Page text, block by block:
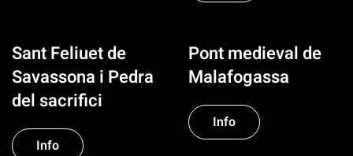
Sant Feliuet de
Savassona i Pedra
del sacrifici
Info
Pont medieval de
Malafogassa
Info